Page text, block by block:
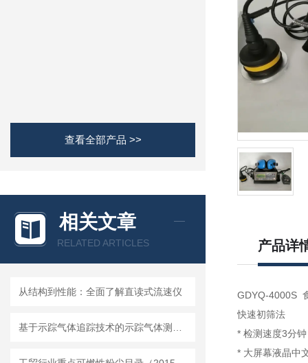
查看全部产品 >>
相关文章
RELATED ARTICLES
从结构到性能：全面了解直读式流速仪
产品详
GDYQ-4000S
快速初筛法
* 检测速度3分钟
* 大屏幕液晶中